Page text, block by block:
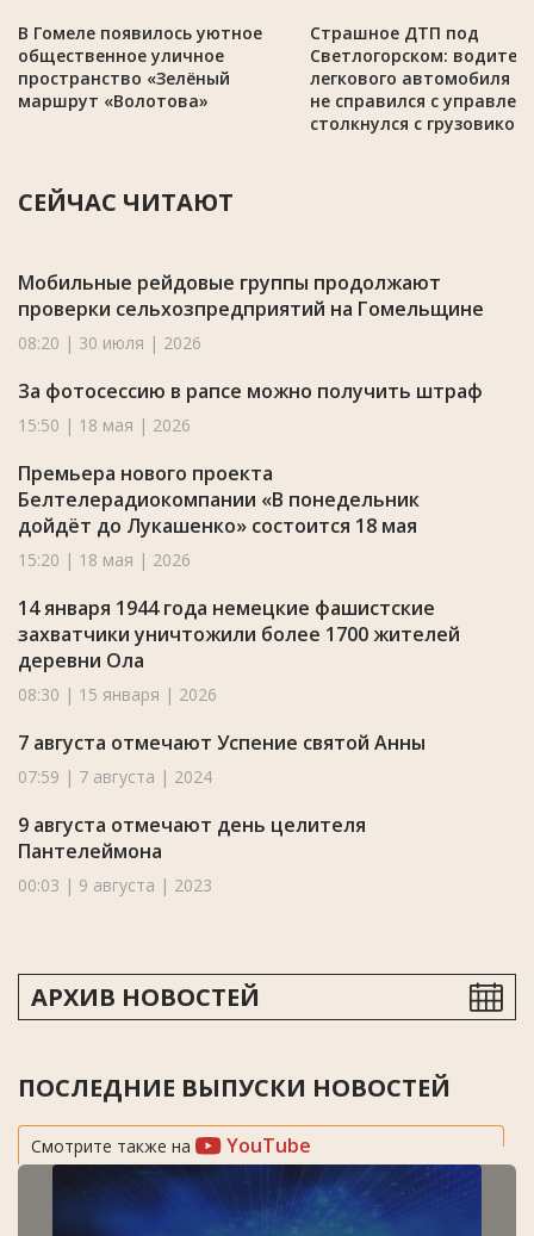
В Гомеле появилось уютное
общественное уличное
пространство «Зелёный
маршрут «Волотова»
Страшное ДТП под
Светлогорском:
легкового автомобиля
не справился с
столкнулся с
СЕЙЧАС ЧИТАЮТ
Мобильные рейдовые группы продолжают
проверки сельхозпредприятий на Гомельщине
08:20 | 30 июля | 2026
За фотосессию в рапсе можно получить штраф
15:50 | 18 мая | 2026
Премьера нового проекта
Белтелерадиокомпании «В понедельник
дойдёт до Лукашенко» состоится 18 мая
15:20 | 18 мая | 2026
14 января 1944 года немецкие фашистские
захватчики уничтожили более 1700 жителей
деревни Ола
08:30 | 15 января | 2026
7 августа отмечают Успение святой Анны
07:59 | 7 августа | 2024
9 августа отмечают день целителя
Пантелеймона
00:03 | 9 августа | 2023
АРХИВ НОВОСТЕЙ
ПОСЛЕДНИЕ ВЫПУСКИ НОВОСТЕЙ
Смотрите также на YouTube